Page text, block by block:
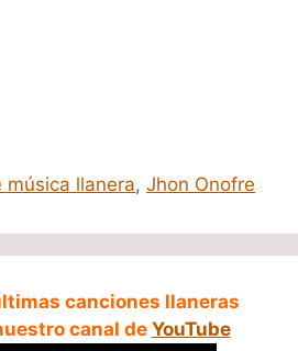
llanera,Jhon Onofre
canciones llaneras
canal de YouTube